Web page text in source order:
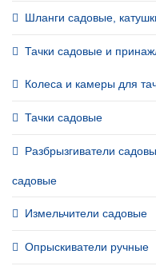
Шланги садовые,
Тачки садовые и
Колеса и камеры для
Тачки садовые
Разбрызгиватели
садовые
Измельчители садовые
Опрыскиватели ручные